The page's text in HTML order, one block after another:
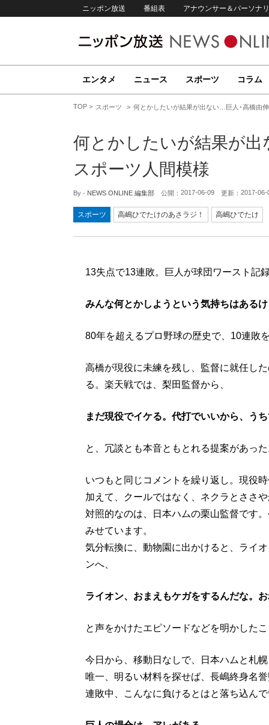
ニッポン放送 番組表 アナウンサー＆パーソナ
エンタメ ニュース スポーツ コラム
TOP スポーツ 何とかしたいが結果が出ない…巨人･高橋由
何とかしたいが結果が
スポーツ人間模様
By - NEWS ONLINE 編集部 公開： 2017-06-09 更新： 2017-06-
スポーツ 高嶋ひでたけのあさラジ！ 高嶋ひでたけ
13失点で13連敗。巨人が球団ワースト記
みんな何とかしようという気持ちはある
80年を超えるプロ野球の歴史で、10連敗
高橋が現役に未練を残し、監督に就任し
る。楽天戦では、梨田監督から、
まだ現役でイケる。代打でいいから、う
と、冗談とも本音ともとれる提案があっ
いつもと同じコメントを繰り返し。現役
加えて、クールではなく、ネクラとささ
対照的なのは、日本ハムの栗山監督です
みせています。
気分転換に、動物園に出かけると、ライ
ンへ、
ライオン、おまえもケガをするんだな。
と声をかけたエピソードなどを明かした
今日から、移動日なしで、日本ハムと札
唯一、明るい材料を探せば、長嶋終身名
連敗中、こんなに負けるとはと落ち込ん